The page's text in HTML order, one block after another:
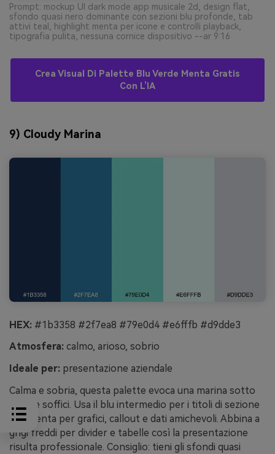
Prompt: mockup UI dark mode app musicale 2d, design flat,
sfondo quasi nero dominante con sezioni blu profonde, tab
attivi teal, highlight menta per icone e controlli playback,
tipografia pulita, nessuna cornice dispositivo --ar 9:16
Crea Visual Di Palette Blu Verde Menta Gratis
Con L’IA
9) Cloudy Marina
HEX: #1b3358 #2f7ea8 #79e0d4 #e6fffb #d9dde3
Atmosfera: calmo, arioso, sobrio
Ideale per: presentazione aziendale
Calma e sobria, questa palette evoca una marina sotto
nuvole soffici. Usa il blu intermedio per i titoli di sezione
e la menta per grafici, callout e dati amichevoli. Abbina a
grigi freddi per divider e tabelle così la presentazione
risulta professionale. Consiglio: tieni gli sfondi quasi